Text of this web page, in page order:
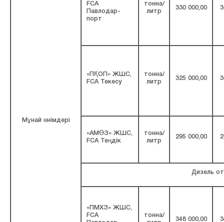
Мұнай өнімдері
FCA
Павлодар-
порт
тонна/
литр
330 000,00
«ПҚОП» ЖШС,
FCA Текесу
тонна/
литр
325 000,00
«АМӨЗ» ЖШС,
FCA Теңдік
тонна/
литр
295 000,00
Дизель
«ПМХЗ» ЖШС,
FCA
тонна/
348 000,00